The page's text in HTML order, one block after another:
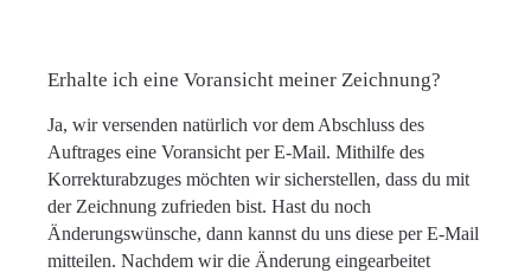
Erhalte ich eine Voransicht meiner Zeichnung?
Ja, wir versenden natürlich vor dem Abschluss des
Auftrages eine Voransicht per E-Mail. Mithilfe des
Korrekturabzuges möchten wir sicherstellen, dass du mit
der Zeichnung zufrieden bist. Hast du noch
Änderungswünsche, dann kannst du uns diese per E-Mail
mitteilen. Nachdem wir die Änderung eingearbeitet